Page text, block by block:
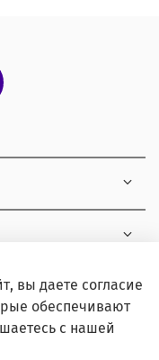
вы даете согласие
обеспечивают
с нашей